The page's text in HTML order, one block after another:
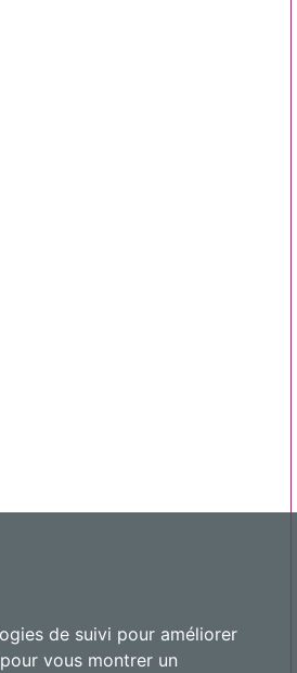
de suivi pour améliorer
vous montrer un